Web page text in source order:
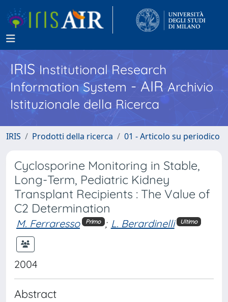
IRISInstitutional Research
Information System - AIR Archivio
Istituzionale della Ricerca
IRIS Prodotti della ricerca 01 - Articolo su periodico
Cyclosporine Monitoring in Stable,
Long-Term, Pediatric Kidney
Transplant Recipients : The Value of
C2 Determination
M. Ferraresso Primo ; L. Berardinelli Ultimo
2004
Abstract